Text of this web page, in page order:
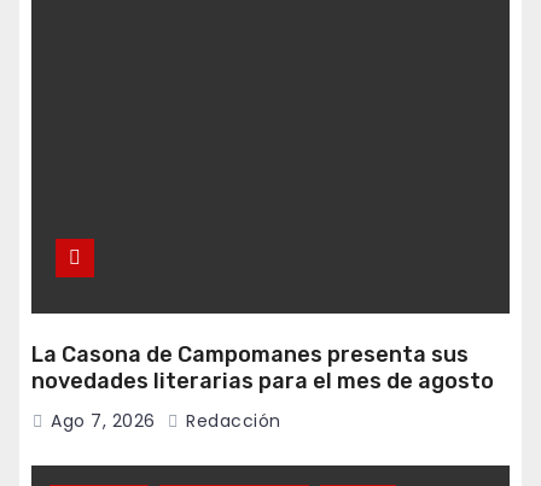
La Casona de Campomanes presenta sus
novedades literarias para el mes de agosto
Ago 7, 2026 Redacción